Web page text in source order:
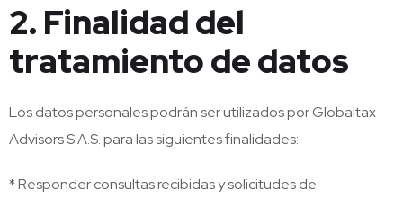
2. Finalidad del
tratamiento de datos
Los datos personales podrán ser utilizados por Globaltax
Advisors S.A.S. para las siguientes finalidades:
* Responder consultas recibidas y solicitudes de